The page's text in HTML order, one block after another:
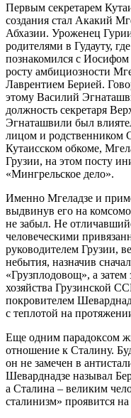
Первым секретарем
создания стал Акакий
Абхазии. Уроженец
родителями в Гудауту,
познакомился с
росту амбициозности
Лаврентием Берией.
этому Василий
должность секретаря
Эгнаташвили был
лицом и родственником
Кутаисском обкоме,
Грузии, на этом посту
«Мингрельское дело».
Именно Мгеладзе и
выдвинув его на
не забыл. Не
человеческими
руководителем Грузии,
небытия, назначив
«Грузплодовощ», а затем
хозяйства Грузинской
покровителем
с теплотой на
Еще одним парадоксом
отношение к Сталину.
он не замечен в
Шеварднадзе называл
а Сталина – великим
сталинизм» проявится